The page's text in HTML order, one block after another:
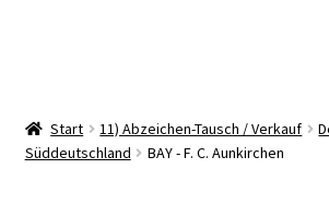
Start 11) Abzeichen-Tausch / Verkauf
Süddeutschland
BAY - F. C. Aunkirchen